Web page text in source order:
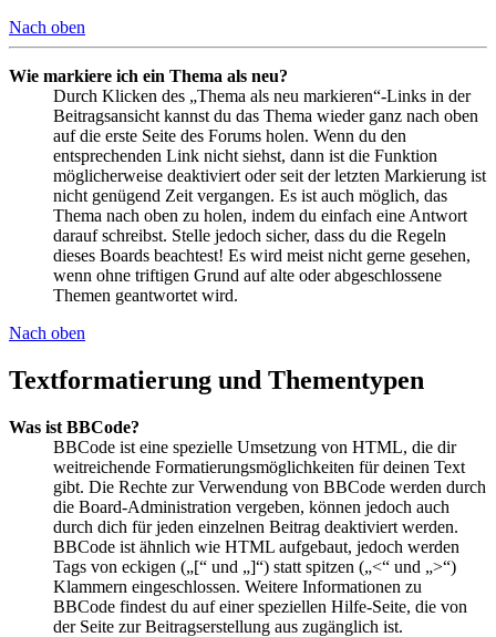
Nach oben
Wie markiere ich ein Thema als neu?
Durch Klicken des „Thema als neu markieren“-Links in der
Beitragsansicht kannst du das Thema wieder ganz nach oben
auf die erste Seite des Forums holen. Wenn du den
entsprechenden Link nicht siehst, dann ist die Funktion
möglicherweise deaktiviert oder seit der letzten Markierung ist
nicht genügend Zeit vergangen. Es ist auch möglich, das
Thema nach oben zu holen, indem du einfach eine Antwort
darauf schreibst. Stelle jedoch sicher, dass du die Regeln
dieses Boards beachtest! Es wird meist nicht gerne gesehen,
wenn ohne triftigen Grund auf alte oder abgeschlossene
Themen geantwortet wird.
Nach oben
Textformatierung und Thementypen
Was ist BBCode?
BBCode ist eine spezielle Umsetzung von HTML, die dir
weitreichende Formatierungsmöglichkeiten für deinen Text
gibt. Die Rechte zur Verwendung von BBCode werden durch
die Board-Administration vergeben, können jedoch auch
durch dich für jeden einzelnen Beitrag deaktiviert werden.
BBCode ist ähnlich wie HTML aufgebaut, jedoch werden
Tags von eckigen („[“ und „]“) statt spitzen („<“ und „>“)
Klammern eingeschlossen. Weitere Informationen zu
BBCode findest du auf einer speziellen Hilfe-Seite, die von
der Seite zur Beitragserstellung aus zugänglich ist.